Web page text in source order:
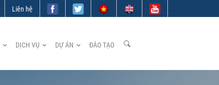
Liên hệ
DỊCH VỤ DỰ ÁN ĐÀO TẠO